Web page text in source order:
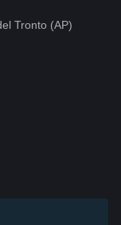
Tronto (AP)